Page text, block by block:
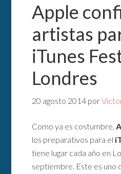
Apple
artistas
iTunes
Londres
20 agosto 2014 por
Como ya es costumbre,
los preparativos para el
tiene lugar cada año en
septiembre. Este es uno